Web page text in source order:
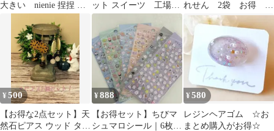
大きい nienie 捏捏 ス
（68）
ット スイーツ 工場直
売 バター レモン ケー
キ 訳ありお得
れせん 2袋 お得 ア
ウトレット にこやか
¥500
【お得な2点セット】天
然石ピアス ウッド タイ
¥888
【お得セット】ちびマ
シュマロシール｜6枚セ
¥580
レジンヘアゴム ☆お
まとめ購入がお得☆